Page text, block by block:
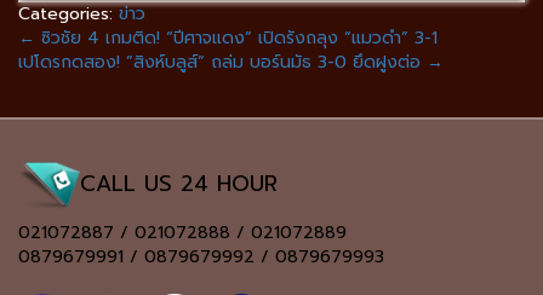
Categories:ข่าว
← ซิวชัย 4 เกมติด! “ปีศาจแดง” เปิดรังถลุง “แมวดำ” 3-1
เปโดรกดสอง! ”สิงห์บลูส์” ถล่ม บอร์นมัธ 3-0 ยึดฝูงต่อ →
CALL US 24 HOUR
021072887 / 021072888 / 021072889
0879679991 / 0879679992 / 0879679993